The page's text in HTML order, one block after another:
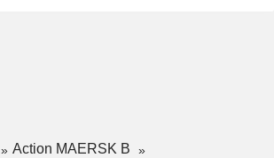
Action MAERSK B